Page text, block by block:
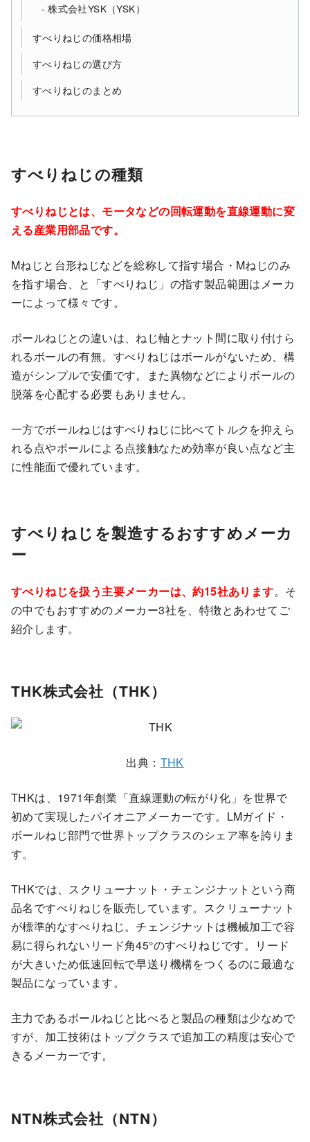
株式会社YSK（YSK）
すべりねじの価格相場
すべりねじの選び方
すべりねじのまとめ
すべりねじの種類
すべりねじとは、モータなどの回転運動を直線運動に変
える産業用部品です。
Mねじと台形ねじなどを総称して指す場合・Mねじのみ
を指す場合、と「すべりねじ」の指す製品範囲はメーカ
ーによって様々です。
ボールねじとの違いは、ねじ軸とナット間に取り付けら
れるボールの有無。すべりねじはボールがないため、構
造がシンプルで安価です。また異物などによりボールの
脱落を心配する必要もありません。
一方でボールねじはすべりねじに比べてトルクを抑えら
れる点やボールによる点接触なため効率が良い点など主
に性能面で優れています。
すべりねじを製造するおすすめメーカ
ー
すべりねじを扱う主要メーカーは、約15社あります。そ
の中でもおすすめのメーカー3社を、特徴とあわせてご
紹介します。
THK株式会社（THK）
出典： THK
THKは、1971年創業「直線運動の転がり化」を世界で
初めて実現したパイオニアメーカーです。LMガイド・
ボールねじ部門で世界トップクラスのシェア率を誇りま
す。
THKでは、スクリューナット・チェンジナットという商
品名ですべりねじを販売しています。スクリューナット
が標準的なすべりねじ。チェンジナットは機械加工で容
易に得られないリード角45°のすべりねじです。リード
が大きいため低速回転で早送り機構をつくるのに最適な
製品になっています。
主力であるボールねじと比べると製品の種類は少なめで
すが、加工技術はトップクラスで追加工の精度は安心で
きるメーカーです。
NTN株式会社（NTN）